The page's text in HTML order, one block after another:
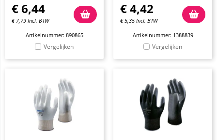
€6,44
€ 7,79 Incl. BTW
Artikelnummer: 890865
Vergelijken
€4,42
€5,35 Incl. BTW
Artikelnummer: 1388839
Vergelijken